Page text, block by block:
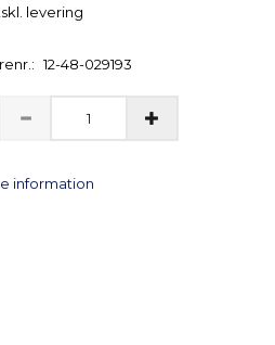
levering
12-48-029193
information